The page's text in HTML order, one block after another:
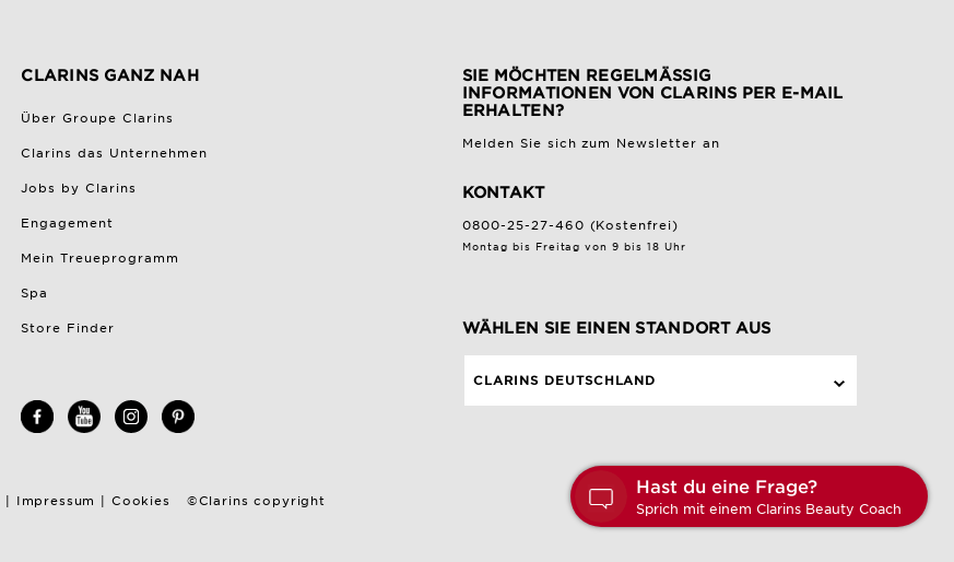
CLARINS GANZ NAH
Über Groupe Clarins
Clarins das Unternehmen
Jobs by Clarins
Engagement
Mein Treueprogramm
Spa
Store Finder
SIE MÖCHTEN REGELMÄSSIG I
NFORMATIONEN VON CLARINS PER E-MAIL E
RHALTEN?
Melden Sie sich zum Newsletter an
KONTAKT
0800-25-27-460 (Kostenfrei)
Montag bis Freitag von 9 bis 18 Uhr
WÄHLEN SIE EINEN STANDORT AUS
CLARINS DEUTSCHLAND
Impressum Cookies ©Clarins copyright